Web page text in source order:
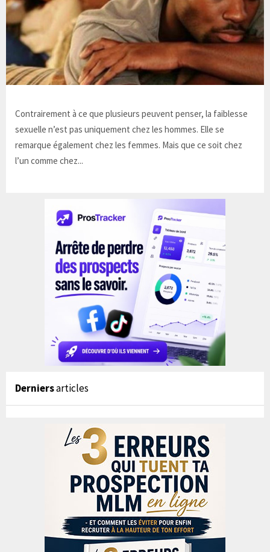
Contrairement à ce que plusieurs peuvent penser, la faiblesse
sexuelle n’est pas uniquement chez les hommes. Elle se
remarque également chez les femmes. Mais que ce soit chez
l’un comme chez...
Derniersarticles